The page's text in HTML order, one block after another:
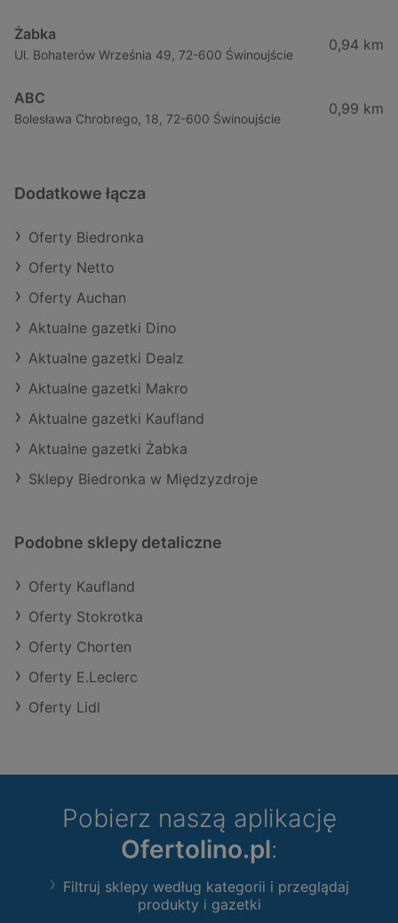
Żabka
Ul. Bohaterów Września 49, 72-600 Świnoujście
0,94 km
ABC
Bolesława Chrobrego, 18, 72-600 Świnoujście
0,99 km
Dodatkowe łącza
Oferty Biedronka
Oferty Netto
Oferty Auchan
Aktualne gazetki Dino
Aktualne gazetki Dealz
Aktualne gazetki Makro
Aktualne gazetki Kaufland
Aktualne gazetki Żabka
Sklepy Biedronka w Międzyzdroje
Podobne sklepy detaliczne
Oferty Kaufland
Oferty Stokrotka
Oferty Chorten
Oferty E.Leclerc
Oferty Lidl
Pobierz naszą aplikację
Ofertolino.pl:
Filtruj sklepy według kategorii i przeglądaj
produkty i gazetki